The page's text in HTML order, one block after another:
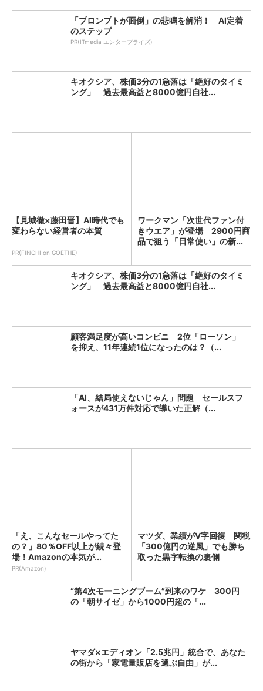
「プロンプトが面倒」の悲鳴を解消！ AI定着
のステップ
PR(ITmedia エンタープライズ)
キオクシア、株価3分の1急落は「絶好のタイミ
ング」 過去最高益と8000億円自社...
【見城徹×藤田晋】AI時代でも
変わらない経営者の本質
PR(FINCHI on GOETHE)
ワークマン「次世代ファン付
きウエア」が登場 2900円商
品で狙う「日常使い」の新...
キオクシア、株価3分の1急落は「絶好のタイミ
ング」 過去最高益と8000億円自社...
顧客満足度が高いコンビニ 2位「ローソン」
を抑え、11年連続1位になったのは？（...
「AI、結局使えないじゃん」問題 セールスフ
ォースが431万件対応で導いた正解（...
「え、こんなセールやってた
の？」80％OFF以上が続々登
場！Amazonの本気が...
PR(Amazon)
マツダ、業績がV字回復 関税
「300億円の逆風」でも勝ち
取った黒字転換の裏側
“第4次モーニングブーム”到来のワケ 300円
の「朝サイゼ」から1000円超の「...
ヤマダ×エディオン「2.5兆円」統合で、あなた
の街から「家電量販店を選ぶ自由」が...